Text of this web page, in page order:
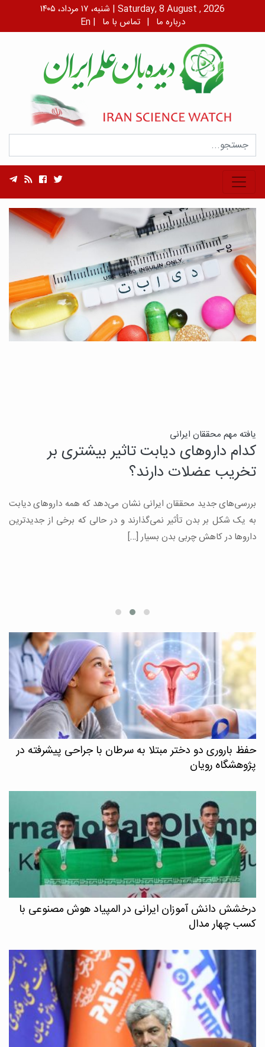
شنبه، ۱۷ مرداد، ۱۴۰۵ | Saturday, 8 August , 2026
En | درباره ما | تماس با ما
یافته مهم محققان ایرانی
کدام داروهای دیابت تاثیر بیشتری بر
تخریب عضلات دارند؟
بررسی‌های جدید محققان ایرانی نشان می‌دهد که همه داروهای دیابت
به یک شکل بر بدن تأثیر نمی‌گذارند و در حالی که برخی از جدیدترین
داروها در کاهش چربی بدن بسیار […]
حفظ باروری دو دختر مبتلا به سرطان با جراحی پیشرفته در
پژوهشگاه رویان
درخشش دانش آموزان ایرانی در المپیاد هوش مصنوعی با
کسب چهار مدال